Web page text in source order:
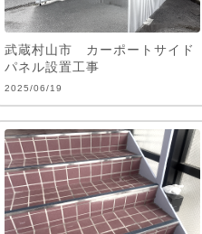
武蔵村山市 カーポートサイド
パネル設置工事
2025/06/19